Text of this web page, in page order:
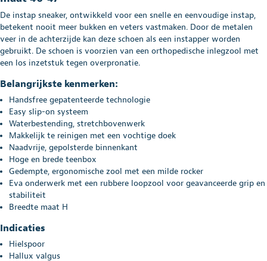
De instap sneaker, ontwikkeld voor een snelle en eenvoudige instap,
betekent nooit meer bukken en veters vastmaken. Door de metalen
veer in de achterzijde kan deze schoen als een instapper worden
gebruikt. De schoen is voorzien van een orthopedische inlegzool met
een los inzetstuk tegen overpronatie.
Belangrijkste kenmerken:
Handsfree gepatenteerde technologie
Easy slip-on systeem
Waterbestending, stretchbovenwerk
Makkelijk te reinigen met een vochtige doek
Naadvrije, gepolsterde binnenkant
Hoge en brede teenbox
Gedempte, ergonomische zool met een milde rocker
Eva onderwerk met een rubbere loopzool voor geavanceerde grip en
stabiliteit
Breedte maat H
Indicaties
Hielspoor
Hallux valgus